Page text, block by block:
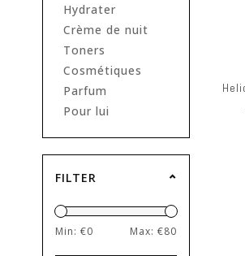
Hydrater
Crème de nuit
Toners
Cosmétiques
Parfum
Pour lui
FILTER
Min: €0 Max: €80